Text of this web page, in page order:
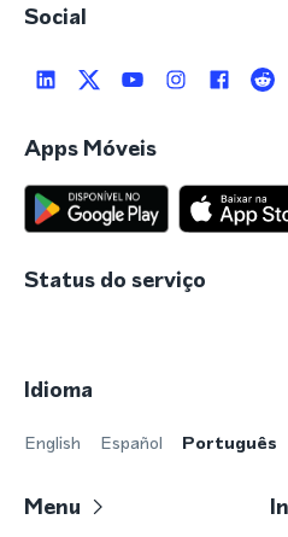
Social
Apps Móveis
Status do serviço
Idioma
English Español Português
Menu